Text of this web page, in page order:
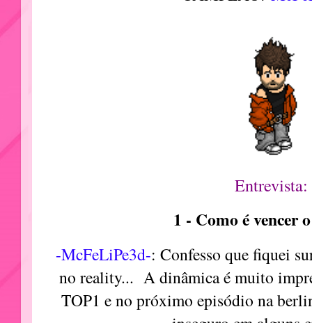
Entrevista:
1 - Como é vencer
-McFeLiPe3d-: Confesso que fiquei
no reality... A dinâmica é muito
TOP1 e no próximo episódio na